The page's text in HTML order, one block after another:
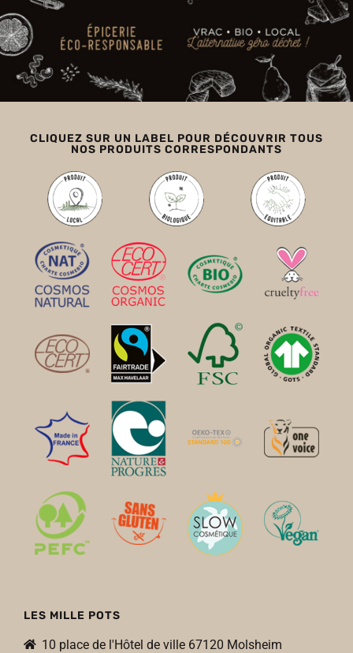
CLIQUEZ SUR UN LABEL POUR DÉCOUVRIR TOUS
NOS PRODUITS CORRESPONDANTS
LES MILLE POTS
10 place de l'Hôtel de ville 67120 Molsheim